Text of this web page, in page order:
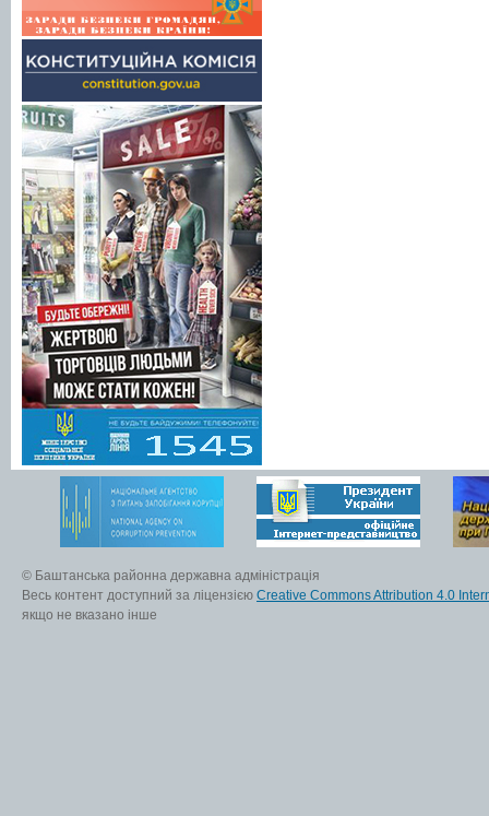
© Баштанська районна державна адміністрація
Весь контент доступний за ліцензією Creative Commons Attribution 4.0
якщо не вказано інше